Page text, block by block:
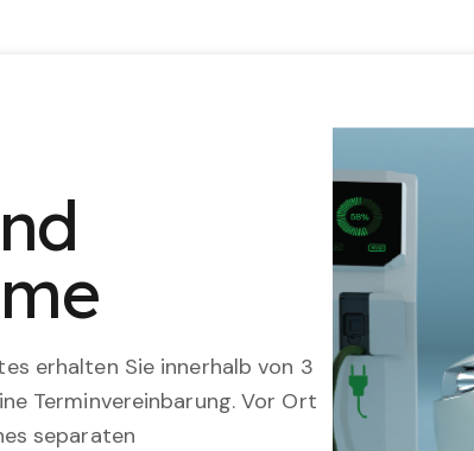
erhalten Sie innerhalb von 3
Terminvereinbarung. Vor Ort
separaten